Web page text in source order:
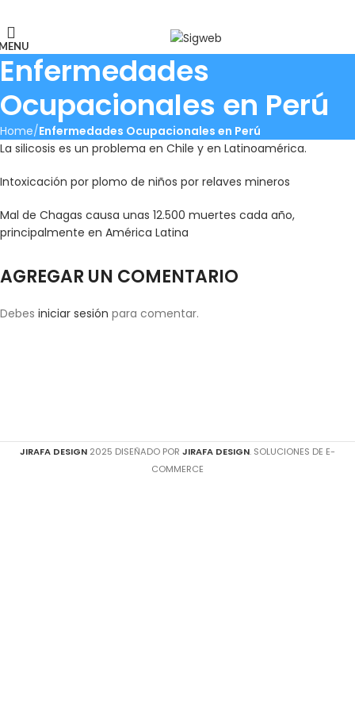
Enfermedades
Ocupacionales en Perú
Home Enfermedades Ocupacionales en Perú
La silicosis es un problema en Chile y en Latinoamérica.
Intoxicación por plomo de niños por relaves mineros
Mal de Chagas causa unas 12.500 muertes cada año,
principalmente en América Latina
AGREGAR UN COMENTARIO
Debes iniciar sesión para comentar.
JIRAFA DESIGN 2025 DISEÑADO POR JIRAFA DESIGN. SOLUCIONES DE E-
COMMERCE